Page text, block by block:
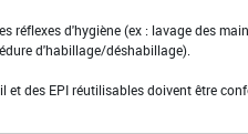
réflexes d'hygiène (ex : lavage des
d'habillage/déshabillage).
des EPI réutilisables doivent être